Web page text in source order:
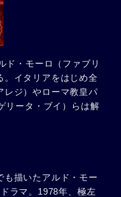
ド・モーロ（ファブリ
。イタリアをはじめ全
レジ）やローマ教皇パ
リータ・ブイ）らは解
も描いたアルド・モー
ラマ。1978年、極左